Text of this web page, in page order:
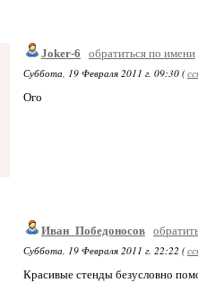
Joker-6
обратиться по имени
Суббота, 19 Февраля 2011 г. 09:30 (
Ого
Иван_Победоносов
Суббота, 19 Февраля 2011 г. 22:22 (
Красивые стенды безусловно